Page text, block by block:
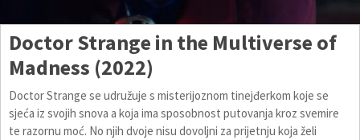
Doctor Strange in the Multiverse of
Madness (2022)
Doctor Strange se udružuje s misterijoznom tinejđerkom koje se
sjeća iz svojih snova a koja ima sposobnost putovanja kroz svemire
te razornu moć. No njih dvoje nisu dovoljni za prijetnju koja želi